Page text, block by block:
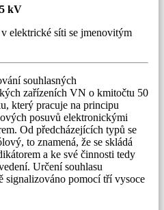
kV
elektrické síti se jmenovitým
souhlasných
zařízeních VN o kmitočtu 50
který pracuje na principu
posuvů elektronickými
Od předcházejících typů se
to znamená, že se skládá
a ke své činnosti tedy
Určení souhlasu
signalizováno pomocí tří vysoce